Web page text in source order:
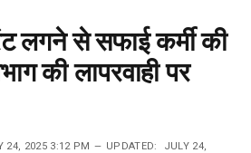
लगने से सफाई कर्मी की
की लापरवाही पर
24, 2025 3:12 PM UPDATED: JULY 24,